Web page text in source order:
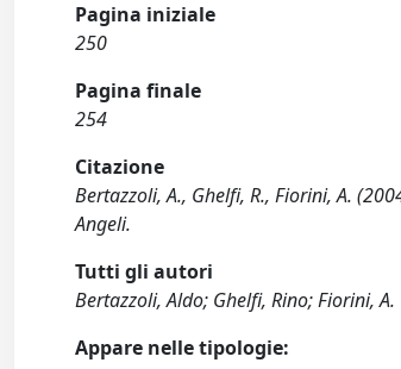
Pagina iniziale
250
Pagina finale
254
Citazione
Bertazzoli, A., Ghelfi, R., Fiorini, A.
Angeli.
Tutti gli autori
Bertazzoli, Aldo; Ghelfi, Rino; Fiorini, A.
Appare nelle tipologie: